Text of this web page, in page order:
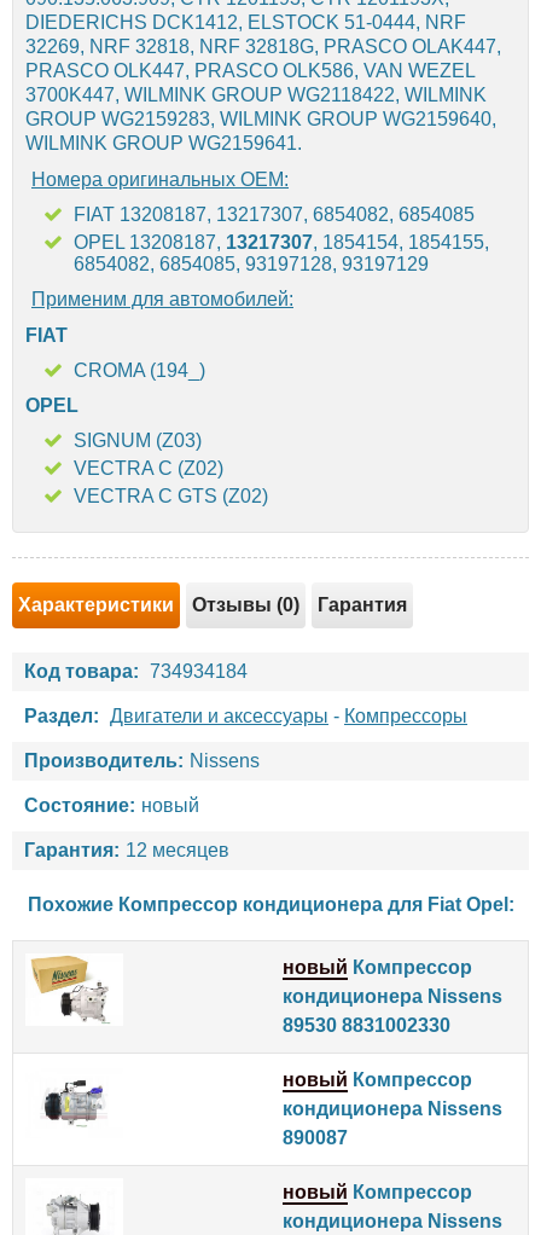
DIEDERICHS DCK1412, ELSTOCK 51-0444, NRF
32269, NRF 32818, NRF 32818G, PRASCO OLAK447,
PRASCO OLK447, PRASCO OLK586, VAN WEZEL
3700K447, WILMINK GROUP WG2118422, WILMINK
GROUP WG2159283, WILMINK GROUP WG2159640,
WILMINK GROUP WG2159641.
Номера оригинальных OEM:
FIAT 13208187, 13217307, 6854082, 6854085
OPEL 13208187, 13217307, 1854154, 1854155,
6854082, 6854085, 93197128, 93197129
Применим для автомобилей:
FIAT
CROMA (194_)
OPEL
SIGNUM (Z03)
VECTRA C (Z02)
VECTRA C GTS (Z02)
Характеристики Отзывы (0) Гарантия
Код товара: 734934184
Раздел: Двигатели и аксессуары - Компрессоры
Производитель: Nissens
Состояние: новый
Гарантия: 12 месяцев
Похожие Компрессор кондиционера для Fiat Opel :
новый Компрессор
кондиционера Nissens
89530 8831002330
новый Компрессор
кондиционера Nissens
890087
новый Компрессор
кондиционера Nissens